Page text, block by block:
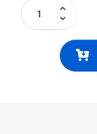
keyboard_arrow_up
keyboard_arrow_down